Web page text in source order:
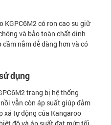
KGPC6M2 có ron cao su giữ
và bảo toàn chất dinh
nắm dễ dàng hơn và có
dụng
trang bị hệ thống
vẫn còn áp suất giúp đảm
xả tự động của Kangaroo